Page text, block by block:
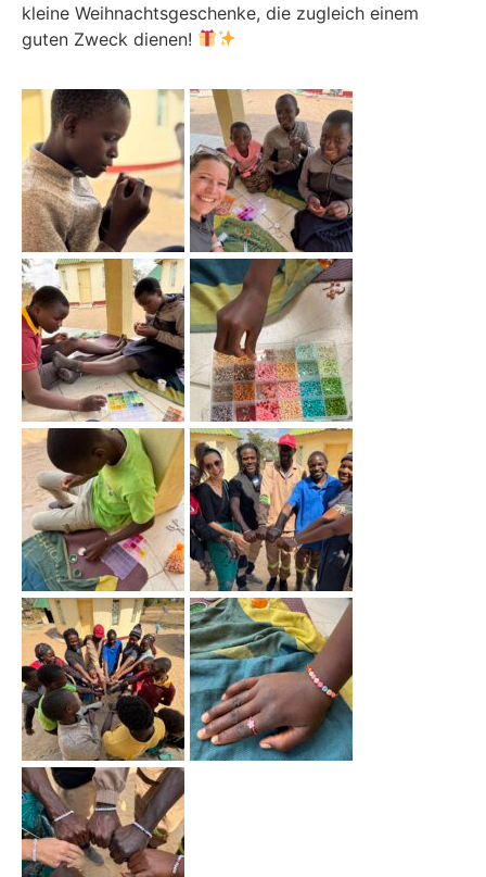
kleine Weihnachtsgeschenke, die zugleich einem
guten Zweck dienen!